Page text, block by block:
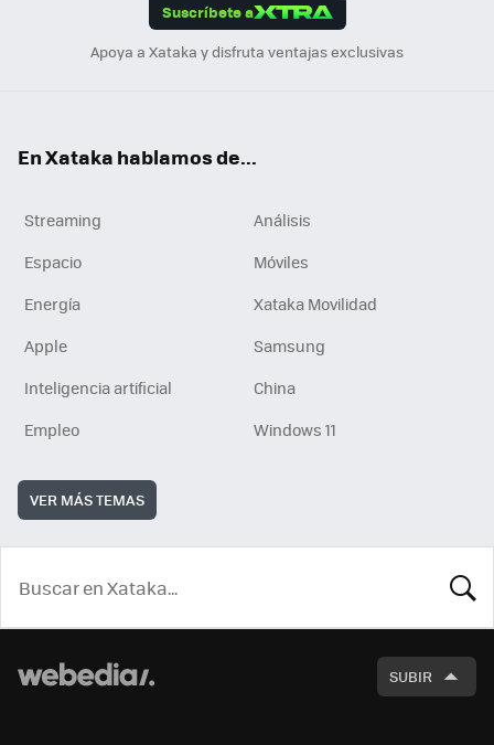
Suscríbete a
Apoya a Xataka y disfruta ventajas exclusivas
En Xataka hablamos de...
Streaming
Análisis
Espacio
Móviles
Energía
Xataka Movilidad
Apple
Samsung
Inteligencia artificial
China
Empleo
Windows 11
VER MÁS TEMAS
SUBIR